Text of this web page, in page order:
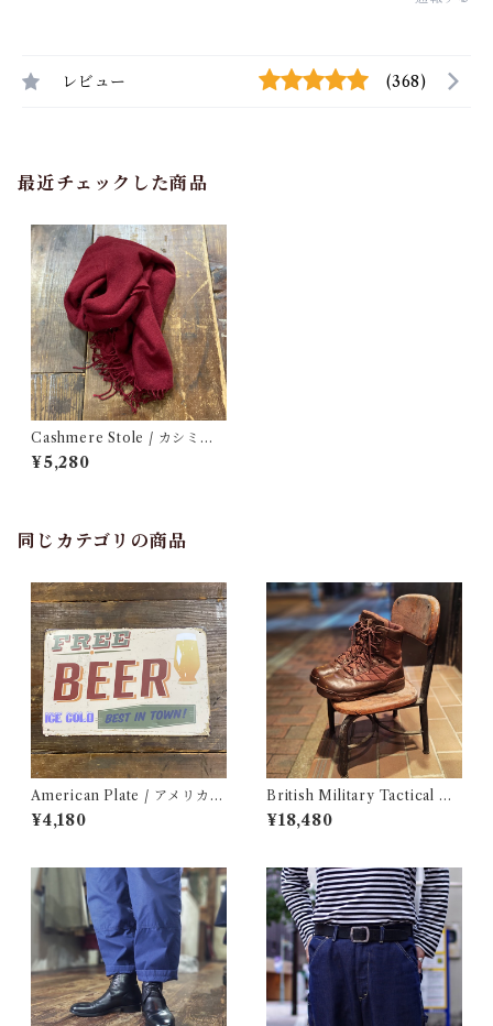
レビュー (368)
最近チェックした商品
Cashmere Stole / カシミヤ
ストール 古着
¥5,280
同じカテゴリの商品
American Plate / アメリカン
プレート
¥4,180
British Military Tactical Bo
ots Brown 8W / BATES / イ
ギリス軍 コンバット ブーツ ベ
¥18,480